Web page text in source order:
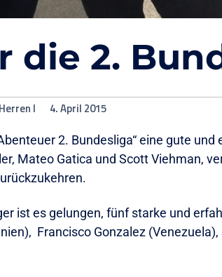
die 2.
Herren I 4. April 2015
2. Bundesliga“ eine gute
Mateo Gatica und Scott Viehman,
ist es gelungen, fünf starke und
Francisco Gonzalez